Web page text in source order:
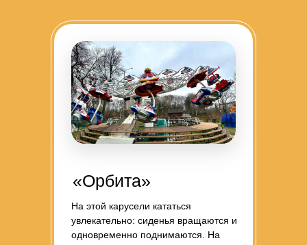
«Орбита»
На этой карусели кататься
увлекательно: сиденья вращаются и
одновременно поднимаются. На